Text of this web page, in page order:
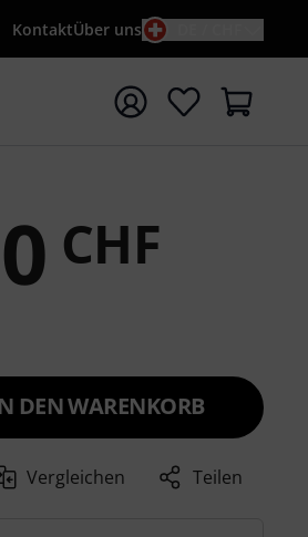
KontaktÜber uns
starten
CHF
DEN WARENKORB
Vergleichen Teilen